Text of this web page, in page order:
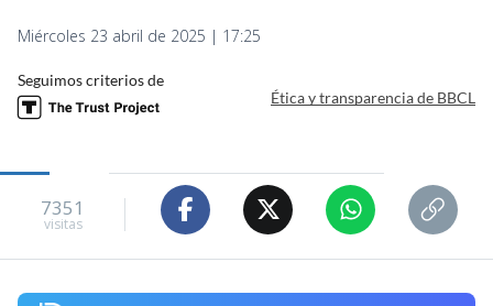
Miércoles 23 abril de 2025 | 17:25
Seguimos criterios de
Ética y transparencia de BBCL
7351
visitas